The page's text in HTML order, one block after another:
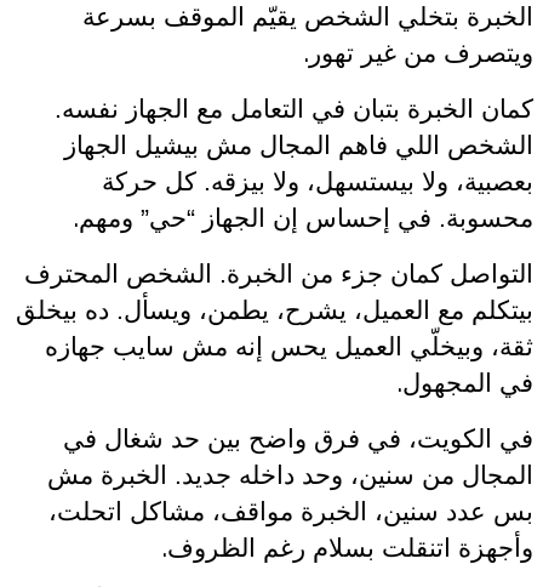
الخبرة بتخلي الشخص يقيّم الموقف بسرعة
ويتصرف من غير تهور .
كمان الخبرة بتبان في التعامل مع الجهاز نفسه.
الشخص اللي فاهم المجال مش بيشيل الجهاز
بعصبية، ولا بيستسهل، ولا بيزقه. كل حركة
محسوبة. في إحساس إن الجهاز “حي” ومهم.
التواصل كمان جزء من الخبرة. الشخص المحترف
بيتكلم مع العميل، يشرح، يطمن، ويسأل. ده بيخلق
ثقة، وبيخلّي العميل يحس إنه مش سايب جهازه
في المجهول.
في الكويت، في فرق واضح بين حد شغال في
المجال من سنين، وحد داخله جديد. الخبرة مش
بس عدد سنين، الخبرة مواقف، مشاكل اتحلت،
وأجهزة اتنقلت بسلام رغم الظروف.